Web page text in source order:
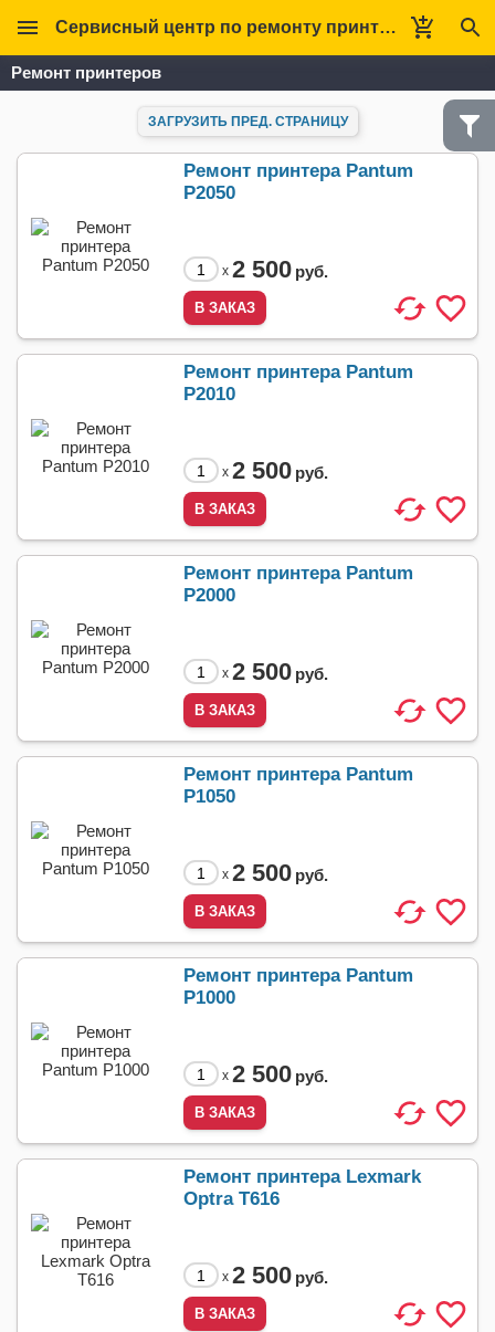
Сервисный центр по ремонту принтеров Кверт
Ремонт принтеров
ЗАГРУЗИТЬ ПРЕД. СТРАНИЦУ
Ремонт принтера Pantum
P2050
x 2 500 руб.
Ремонт принтера Pantum
P2010
x 2 500 руб.
Ремонт принтера Pantum
P2000
x 2 500 руб.
Ремонт принтера Pantum
P1050
x 2 500 руб.
Ремонт принтера Pantum
P1000
x 2 500 руб.
Ремонт принтера Lexmark
Optra T616
x 2 500 руб.